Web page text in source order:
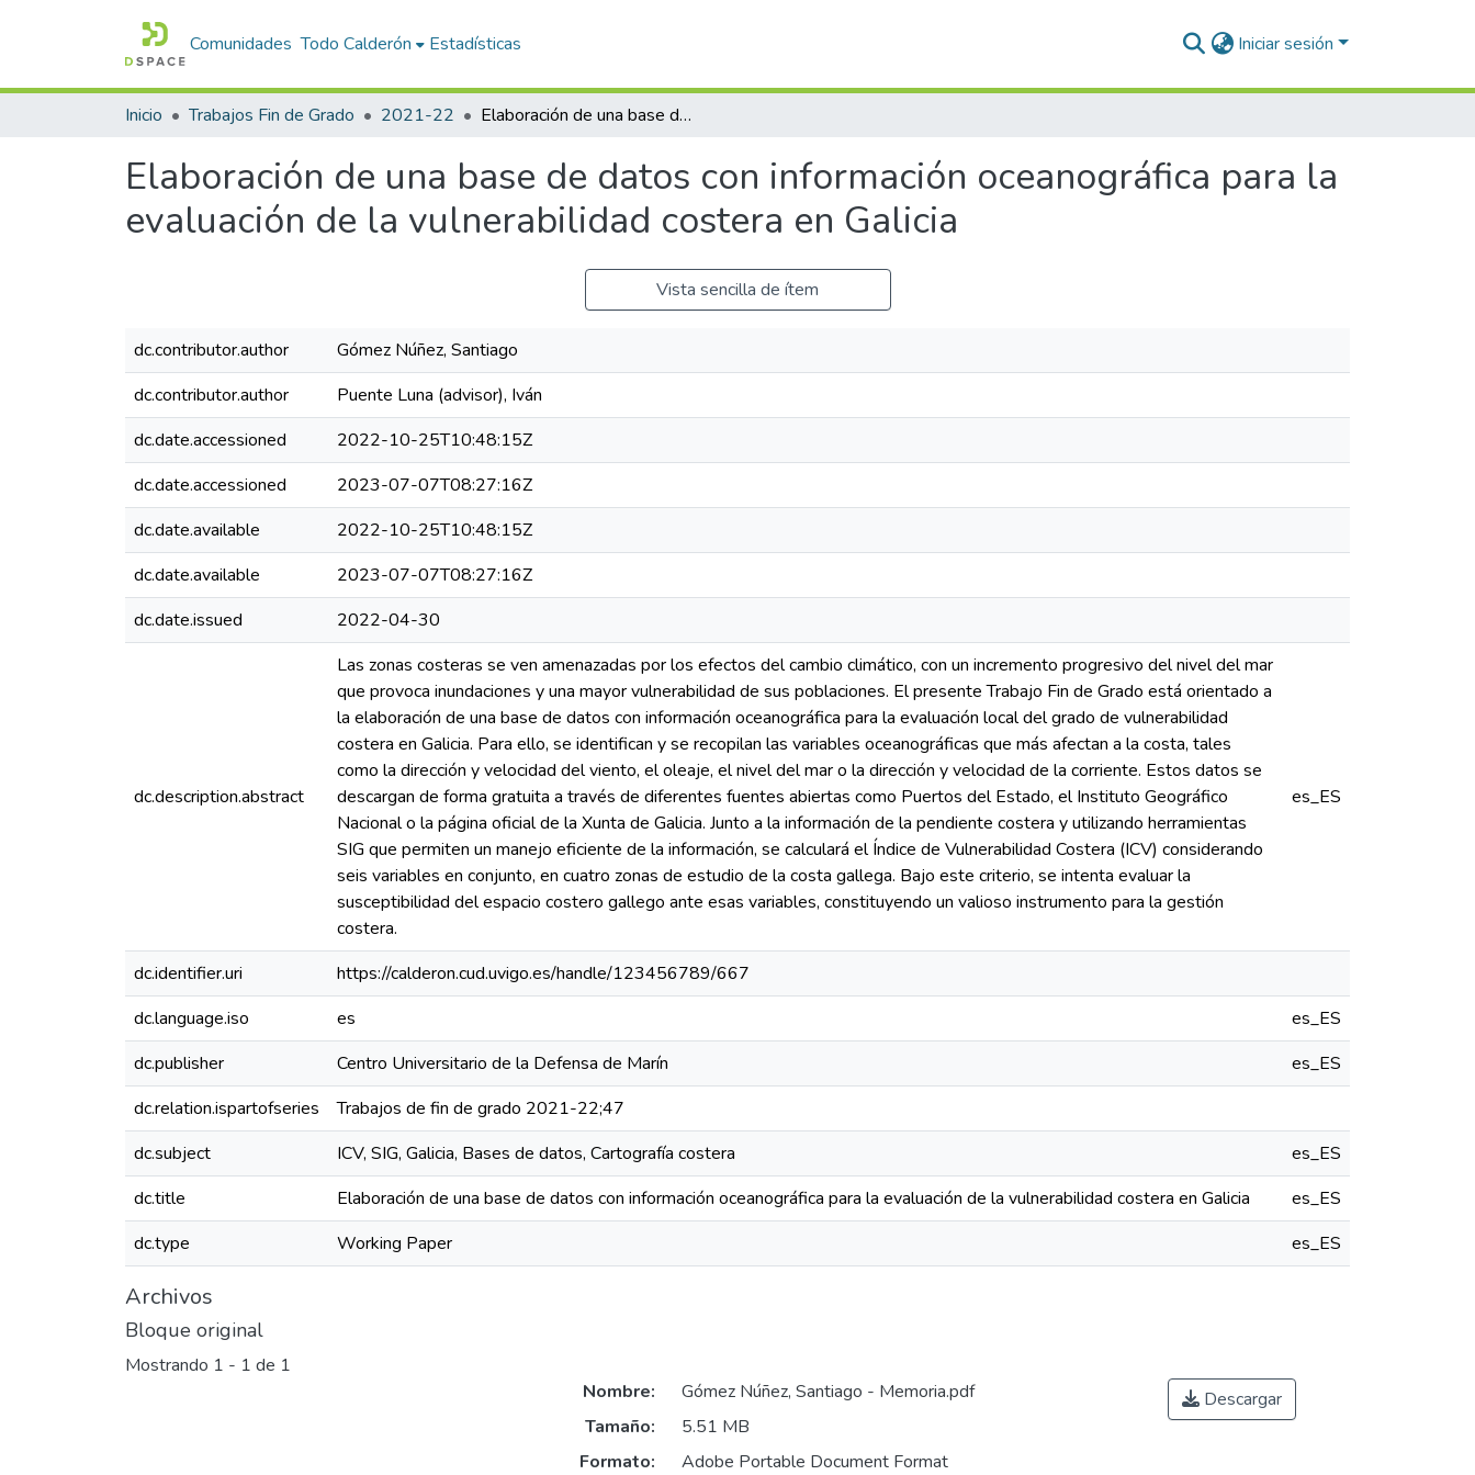
Comunidades Todo Calderón Estadísticas Iniciar sesión
Inicio Trabajos Fin de Grado 2021-22 Elaboración de una base de datos con información oceanográfica para la evaluación de la vulnerabilidad costera en Galicia
Elaboración de una base de datos con información oceanográfica para la
evaluación de la vulnerabilidad costera en Galicia
Vista sencilla de ítem
dc.contributor.author
Gómez Núñez, Santiago
dc.contributor.author
Puente Luna (advisor), Iván
dc.date.accessioned
2022-10-25T10:48:15Z
dc.date.accessioned
2023-07-07T08:27:16Z
dc.date.available
2022-10-25T10:48:15Z
dc.date.available
2023-07-07T08:27:16Z
dc.date.issued
2022-04-30
dc.description.abstract
Las zonas costeras se ven amenazadas por los efectos del cambio climático, con un incremento progresivo del nivel del mar
que provoca inundaciones y una mayor vulnerabilidad de sus poblaciones. El presente Trabajo Fin de Grado está orientado a
la elaboración de una base de datos con información oceanográfica para la evaluación local del grado de vulnerabilidad
costera en Galicia. Para ello, se identifican y se recopilan las variables oceanográficas que más afectan a la costa, tales
como la dirección y velocidad del viento, el oleaje, el nivel del mar o la dirección y velocidad de la corriente. Estos datos se
descargan de forma gratuita a través de diferentes fuentes abiertas como Puertos del Estado, el Instituto Geográfico
Nacional o la página oficial de la Xunta de Galicia. Junto a la información de la pendiente costera y utilizando herramientas
SIG que permiten un manejo eficiente de la información, se calculará el Índice de Vulnerabilidad Costera (ICV) considerando
seis variables en conjunto, en cuatro zonas de estudio de la costa gallega. Bajo este criterio, se intenta evaluar la
susceptibilidad del espacio costero gallego ante esas variables, constituyendo un valioso instrumento para la gestión
costera.
es_ES
dc.identifier.uri
https://calderon.cud.uvigo.es/handle/123456789/667
dc.language.iso
es
es_ES
dc.publisher
Centro Universitario de la Defensa de Marín
es_ES
dc.relation.ispartofseries
Trabajos de fin de grado 2021-22;47
dc.subject
ICV, SIG, Galicia, Bases de datos, Cartografía costera
es_ES
dc.title
Elaboración de una base de datos con información oceanográfica para la evaluación de la vulnerabilidad costera en Galicia
es_ES
dc.type
Working Paper es_ES
Archivos
Bloque original
Mostrando 1 - 1 de 1
Nombre:
Gómez Núñez, Santiago - Memoria.pdf
Tamaño:
5.51 MB
Formato:
Adobe Portable Document Format
Descargar